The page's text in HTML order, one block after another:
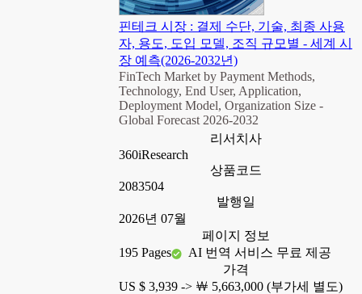
핀테크 시장 : 결제 수단, 기술, 최종 사용
자, 용도, 도입 모델, 조직 규모별 - 세계 시
장 예측(2026-2032년)
FinTech Market by Payment Methods,
Technology, End User, Application,
Deployment Model, Organization Size -
Global Forecast 2026-2032
리서치사
360iResearch
상품코드
2083504
발행일
2026년 07월
페이지 정보
195 Pages
AI 번역 서비스 무료 제공
가격
US $ 3,939 -> ￦ 5,663,000 (부가세 별도)